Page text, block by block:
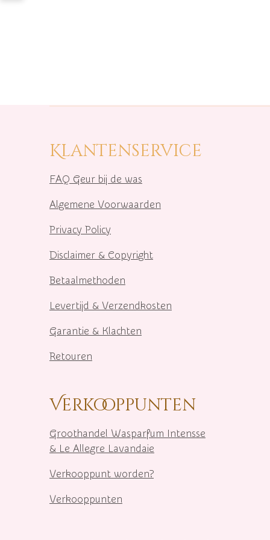
Klantenservice
FAQ Geur bij de was
Algemene Voorwaarden
Privacy Policy
Disclaimer & Copyright
Betaalmethoden
Levertijd & Verzendkosten
Garantie & Klachten
Retouren
Verkooppunten
Groothandel Wasparfum Intensse
& Le Allegre Lavandaie
Verkooppunt worden?
Verkooppunten